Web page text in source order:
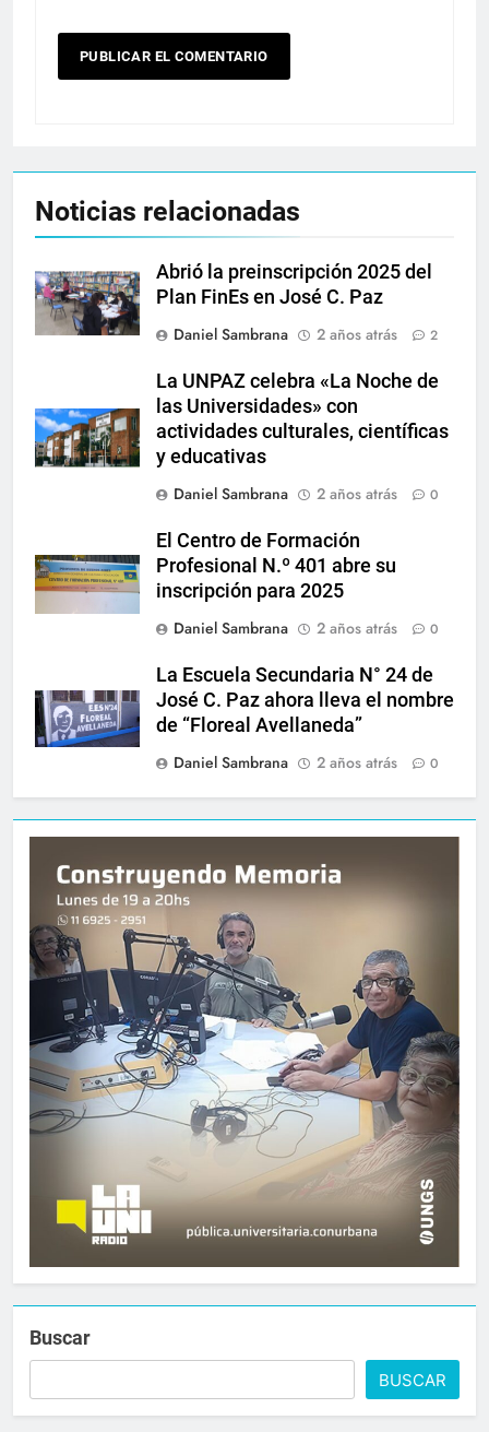
Noticias relacionadas
Abrió la preinscripción 2025 del
Plan FinEs en José C. Paz
Daniel Sambrana
2 años atrás 2
La UNPAZ celebra «La Noche de
las Universidades» con
actividades culturales, científicas
y educativas
Daniel Sambrana
2 años atrás 0
El Centro de Formación
Profesional N.º 401 abre su
inscripción para 2025
Daniel Sambrana
2 años atrás 0
La Escuela Secundaria N° 24 de
José C. Paz ahora lleva el nombre
de “Floreal Avellaneda”
Daniel Sambrana
2 años atrás 0
Buscar
BUSCAR